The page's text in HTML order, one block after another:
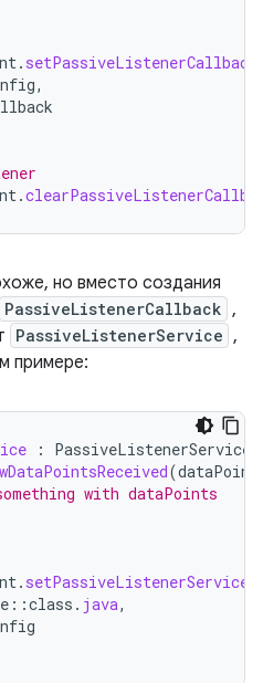
. setPassiveListenerCallback
,
.
но вместо создания
PassiveListenerCallback ,
PassiveListenerService ,
примере:
: PassiveListenerService
(
with dataPoints
.
::class . java,